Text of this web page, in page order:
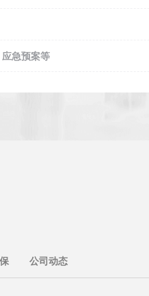
急预案等
公司动态